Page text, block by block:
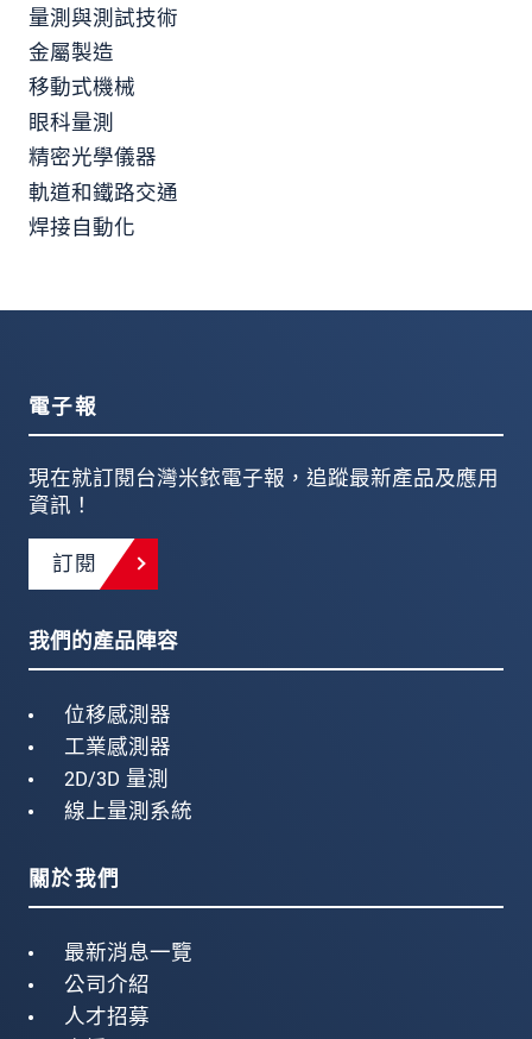
量測與測試技術
金屬製造
移動式機械
眼科量測
精密光學儀器
軌道和鐵路交通
焊接自動化
電子報
現在就訂閱台灣米銥電子報，追蹤最新產品及應用
資訊！
訂閱
我們的產品陣容
位移感測器
工業感測器
2D/3D 量測
線上量測系統
關於我們
最新消息一覽
公司介紹
人才招募